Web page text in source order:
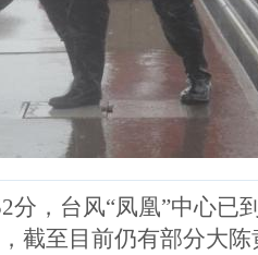
分，台风“凤凰”中心已
截至目前仍有部分大